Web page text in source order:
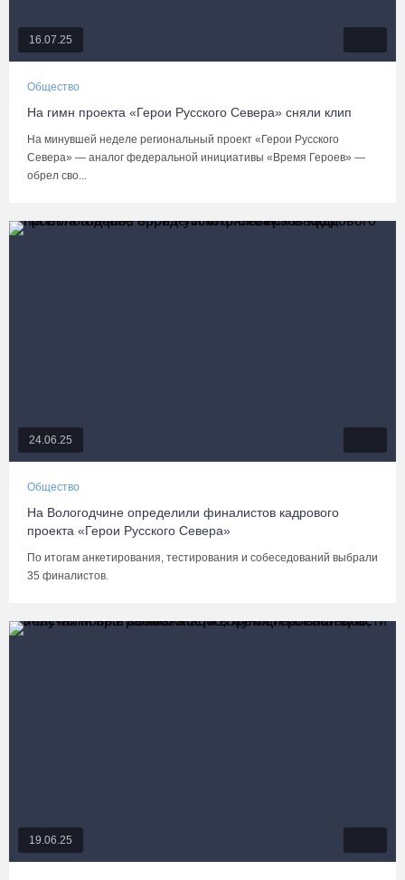
16.07.25
Общество
На гимн проекта «Герои Русского Севера» сняли клип
На минувшей неделе региональный проект «Герои Русского
Севера» — аналог федеральной инициативы «Время Героев» —
обрел сво...
24.06.25
Общество
На Вологодчине определили финалистов кадрового
проекта «Герои Русского Севера»
По итогам анкетирования, тестирования и собеседований выбрали
35 финалистов.
19.06.25